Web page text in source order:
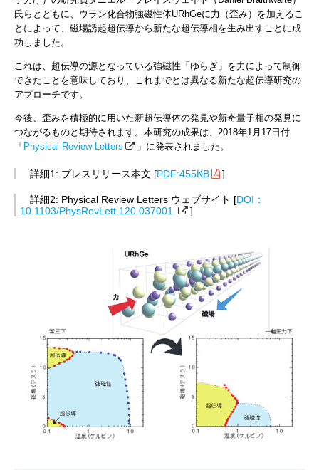
氏らとともに、ウラン化合物強磁性体URhGeに力（歪み）を加えるこ
とによって、磁場誘起超伝導から新たな超伝導相を生み出すことに成
功しました。
これは、超伝導の源となっている強磁性「ゆらぎ」を力によって制御
できたことを意味しており、これまでとは異なる新たな超伝導研究の
アプローチです。
今後、歪みを積極的に用いた新超伝導体の発見や新奇量子相の発見に
つながるものと期待されます。本研究の成果は、2018年1月17日付
「 Physical Review Letters 」に発表されました。
詳細1: プレスリリース本文 [PDF:455KB ]
詳細2: Physical Review Letters ウェブサイト [DOI：
10.1103/PhysRevLett.120.037001
]